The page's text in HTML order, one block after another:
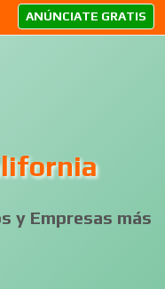
ANÚNCIATE GRATIS
y Empresas más